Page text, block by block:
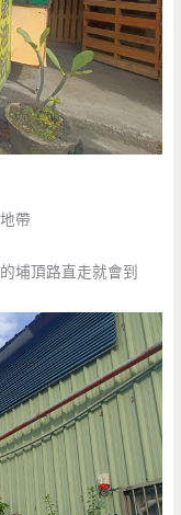
帶
埔頂路直走就會到